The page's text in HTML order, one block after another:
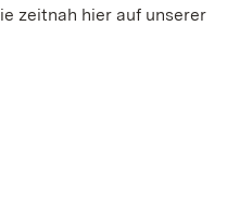
zeitnah hier auf unserer